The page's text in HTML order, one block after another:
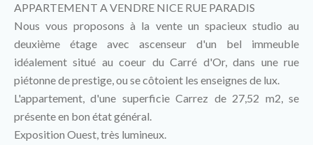
APPARTEMENT A VENDRE NICE RUE PARADIS
Nous vous proposons à la vente un spacieux studio au
deuxième étage avec ascenseur d'un bel immeuble
idéalement situé au coeur du Carré d'Or, dans une rue
piétonne de prestige, ou se côtoient les enseignes de lux.
L'appartement, d'une superficie Carrez de 27,52 m2, se
présente en bon état général.
Exposition Ouest, très lumineux.